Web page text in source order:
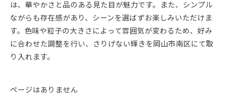
は、華やかさと品のある見た目が魅力です。また、シンプル
ながらも存在感があり、シーンを選ばずお楽しみいただけま
す。色味や粒子の大きさによって雰囲気が変わるため、好み
に合わせた調整を行い、さりげない輝きを岡山市南区にて取
り入れます。
ページはありません